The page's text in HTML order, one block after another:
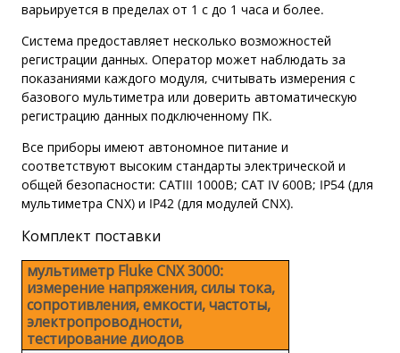
варьируется в пределах от 1 с до 1 часа и более.
Система предоставляет несколько возможностей
регистрации данных. Оператор может наблюдать за
показаниями каждого модуля, считывать измерения с
базового мультиметра или доверить автоматическую
регистрацию данных подключенному ПК.
Все приборы имеют автономное питание и
соответствуют высоким стандарты электрической и
общей безопасности: CATIII 1000В; CAT IV 600В; IP54 (для
мультиметра CNX) и IP42 (для модулей CNX).
Комплект поставки
мультиметр Fluke CNX 3000:
измерение напряжения, силы тока,
сопротивления, емкости, частоты,
электропроводности,
тестирование диодов